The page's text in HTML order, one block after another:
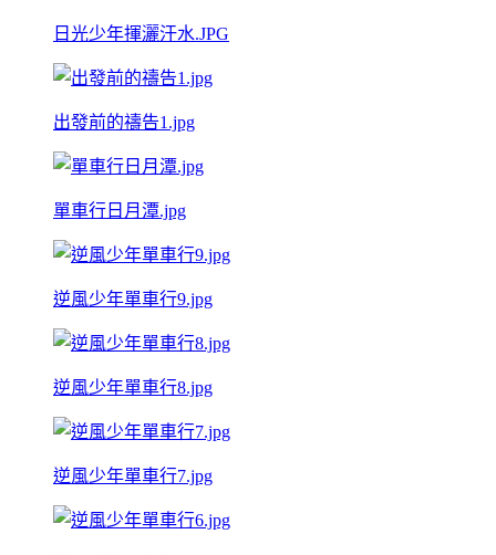
日光少年揮灑汗水.JPG
出發前的禱告1.jpg
單車行日月潭.jpg
逆風少年單車行9.jpg
逆風少年單車行8.jpg
逆風少年單車行7.jpg